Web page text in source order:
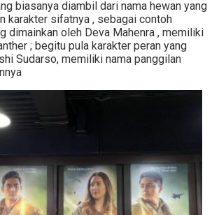
biasanya diambil dari nama hewan yang
karakter sifatnya , sebagai contoh
dimainkan oleh Deva Mahenra , memiliki
; begitu pula karakter peran yang
Sudarso, memiliki nama panggilan